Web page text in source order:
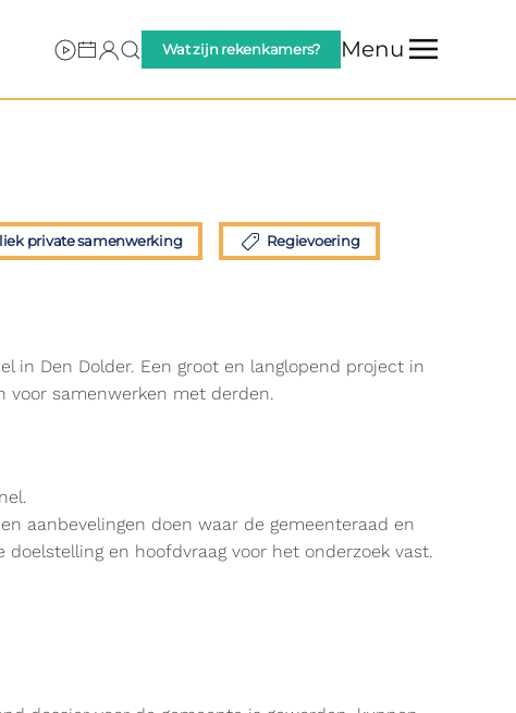
Wat zijn rekenkamers? Menu
private samenwerking Regievoering
in Den Dolder. Een groot en langlopend project in
voor samenwerken met derden.
aanbevelingen doen waar de gemeenteraad en
en hoofdvraag voor het onderzoek vast.